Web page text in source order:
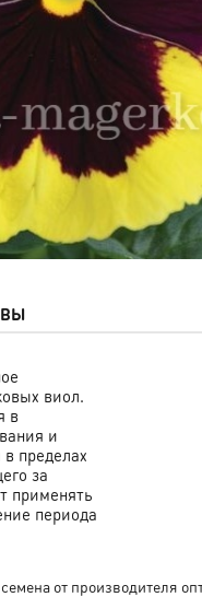
виол.
в
и
в пределах
за
применять
периода
от производителя